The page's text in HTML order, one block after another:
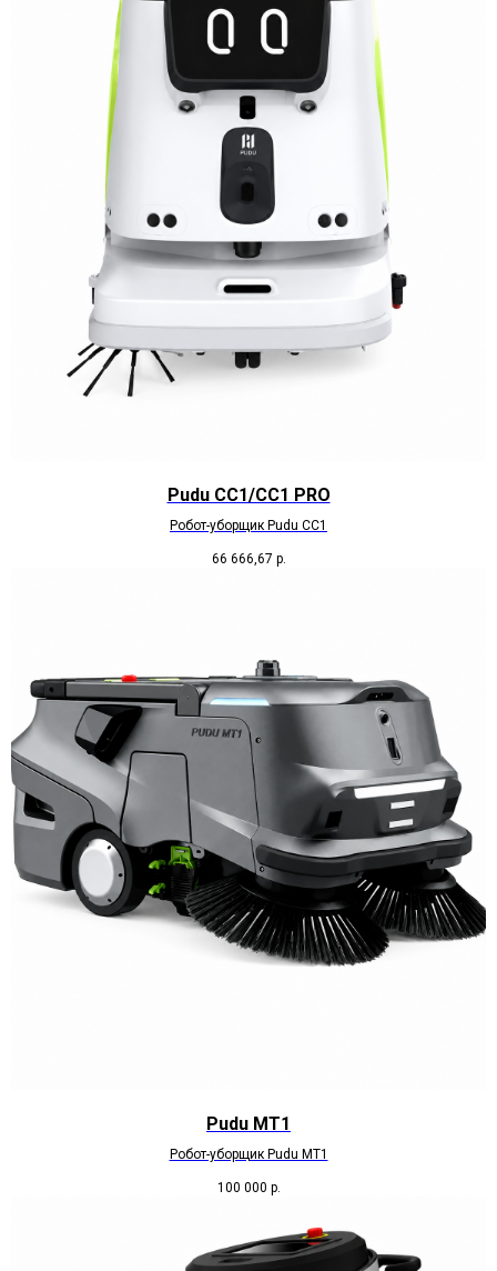
Pudu CC1/CC1 PRO
Робот-уборщик Pudu CC1
66 666,67 р.
Pudu МТ1
Робот-уборщик Pudu МТ1
100 000 р.